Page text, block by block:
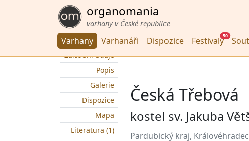
organomania
varhany v České republice
Varhany Varhanáři Dispozice Festivaly50
Základní údaje
Popis
Galerie
Dispozice
Mapa
Literatura (1)
Česká Třebová
kostel sv. Jakuba
Pardubický kraj,